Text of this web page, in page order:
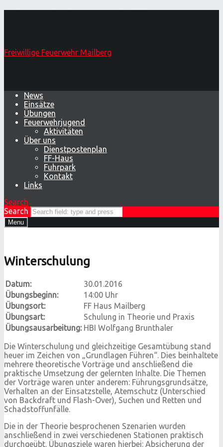
Freiwillige Feuerwehr Mailberg
News
Einsätze
Übungen
Feuerwehrjugend
Aktivitäten
Über uns
Dienstpostenplan
FF-Haus
Fuhrpark
Kontakt
Links
Search
Search
Menu
Winterschulung
Datum:
30.01.2016
Übungsbeginn:
14:00 Uhr
Übungsort:
FF Haus Mailberg
Übungsart:
Schulung in Theorie und Praxis
Übungsausarbeitung: HBI Wolfgang Brunthaler
Die Winterschulung und gleichzeitige Gesamtübung stand
heuer im Zeichen von „Grundlagen Führen“. Dies beinhaltete
mehrere theoretische Vorträge und anschließend die
praktische Umsetzung der gelernten Inhalte. Die Themen
der Vorträge waren unter anderem: Führungsgrundsätze,
Verhalten an der Einsatzstelle, Atemschutz (Unterschied
von Backdraft und Flash-Over), Suchen und Retten und
Schadstoffunfälle.
Die in der Theorie besprochenen Szenarien wurden
anschließend in zwei verschiedenen Stationen praktisch
durchgeübt. Übungsziele waren hierbei: Absicherung der